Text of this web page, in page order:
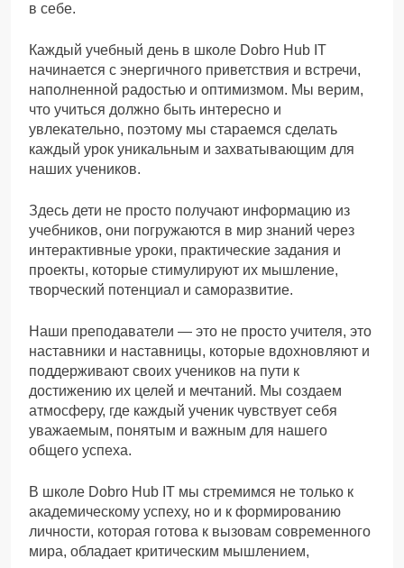
в себе.
Каждый учебный день в школе Dobro Hub IT
начинается с энергичного приветствия и встречи,
наполненной радостью и оптимизмом. Мы верим,
что учиться должно быть интересно и
увлекательно, поэтому мы стараемся сделать
каждый урок уникальным и захватывающим для
наших учеников.
Здесь дети не просто получают информацию из
учебников, они погружаются в мир знаний через
интерактивные уроки, практические задания и
проекты, которые стимулируют их мышление,
творческий потенциал и саморазвитие.
Наши преподаватели — это не просто учителя, это
наставники и наставницы, которые вдохновляют и
поддерживают своих учеников на пути к
достижению их целей и мечтаний. Мы создаем
атмосферу, где каждый ученик чувствует себя
уважаемым, понятым и важным для нашего
общего успеха.
В школе Dobro Hub IT мы стремимся не только к
академическому успеху, но и к формированию
личности, которая готова к вызовам современного
мира, обладает критическим мышлением,